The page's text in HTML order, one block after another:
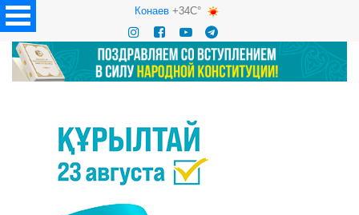
Конаев+34C°